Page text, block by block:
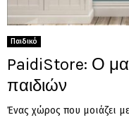
Παιδικό
PaidiStore: Ο
παιδιών
Ένας χώρος που μοιάζει